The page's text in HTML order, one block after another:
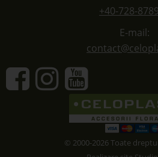
+40-728-
E-mail:
© 2000-2026 Toate